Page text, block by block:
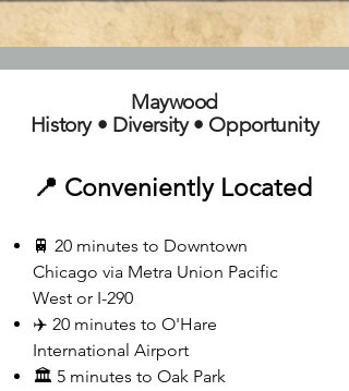
Maywood
History • Diversity • Opportunity
📍 Conveniently Located
🚆 20 minutes to Downtown
Chicago via Metra Union Pacific
West or I-290
✈️ 20 minutes to O'Hare
International Airport
🏛️ 5 minutes to Oak Park